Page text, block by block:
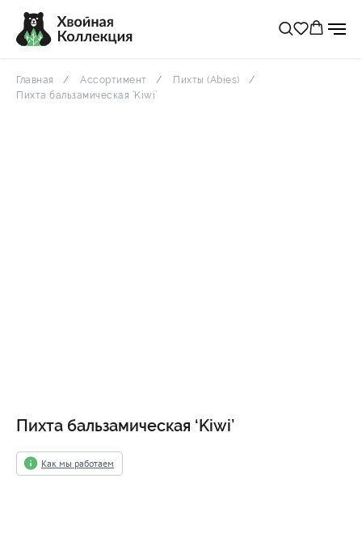
Главная Ассортимент
Пихты (Abies)
Пихта бальзамическая ‘Kiwi’
Пихта бальзамическая ‘Kiwi’
Как мы работаем